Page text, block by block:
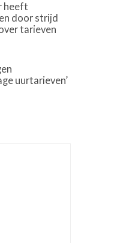
heeft
door strijd
tarieven
uurtarieven’